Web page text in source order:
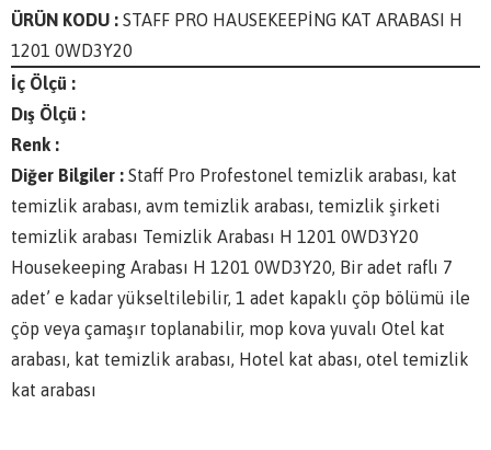
ÜRÜN KODU : STAFF PRO HAUSEKEEPİNG KAT ARABASI H
1201 0WD3Y20
İç Ölçü :
Dış Ölçü :
Renk :
Diğer Bilgiler : Staff Pro Profestonel temizlik arabası, kat
temizlik arabası, avm temizlik arabası, temizlik şirketi
temizlik arabası Temizlik Arabası H 1201 0WD3Y20
Housekeeping Arabası H 1201 0WD3Y20, Bir adet raflı 7
adet’ e kadar yükseltilebilir, 1 adet kapaklı çöp bölümü ile
çöp veya çamaşır toplanabilir, mop kova yuvalı Otel kat
arabası, kat temizlik arabası, Hotel kat abası, otel temizlik
kat arabası